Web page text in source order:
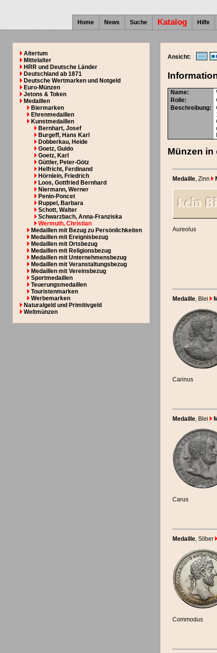
Home News Suche Katalog Hilfe
Altertum
Mittelalter
HRR und Deutsche Länder
Deutschland ab 1871
Deutsche Wertmarken und Notgeld
Euro-Münzen
Jetons & Token
Medaillen
Biermarken
Ehrenmedaillen
Kunstmedaillen
Bernhart, Josef
Burgeff, Hans Karl
Dobberkau, Heide
Goetz, Guido
Goetz, Karl
Güttler, Peter-Götz
Helfricht, Ferdinand
Hörnlein, Friedrich
Loos, Gottfried Bernhard
Niermann, Werner
Penin-Poncet
Ruppel, Barbara
Schott, Walter
Schwarzbach, Anna-Franziska
Wermuth, Christian
Medaillen mit Bezug zu Persönlichkeiten
Medaillen mit Ereignisbezug
Medaillen mit Ortsbezug
Medaillen mit Religionsbezug
Medaillen mit Unternehmensbezug
Medaillen mit Veranstaltungsbezug
Medaillen mit Vereinsbezug
Sportmedaillen
Teuerungsmedaillen
Touristenmarken
Werbemarken
Naturalgeld und Primitivgeld
Weltmünzen
Ansicht:
Name:
Rolle:
Beschreibung:
Münzen in
Medaille, Zinn
Aureolus
Medaille, Blei
Carinus
Medaille, Blei
Carus
Medaille, Silber
Commodus